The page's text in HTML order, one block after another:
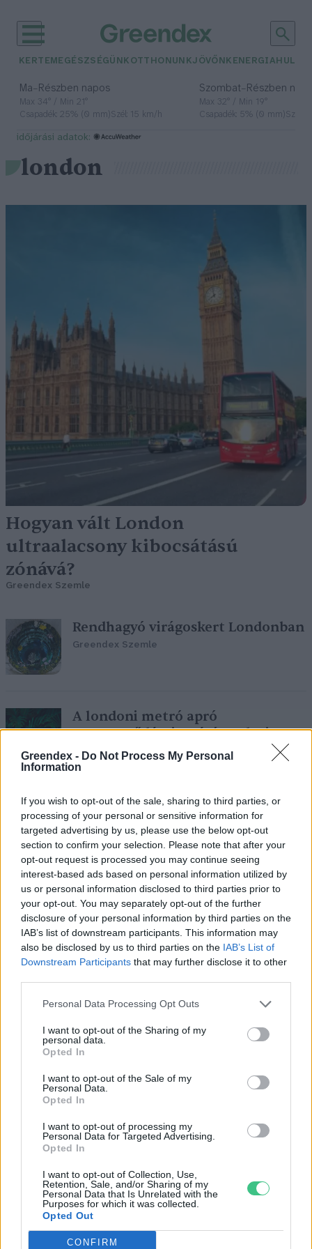
Greendex - Do Not Process My Personal
Information
If you wish to opt-out of the sale, sharing to third parties, or
processing of your personal or sensitive information for
targeted advertising by us, please use the below opt-out
section to confirm your selection. Please note that after your
opt-out request is processed you may continue seeing
interest-based ads based on personal information utilized by
us or personal information disclosed to third parties prior to
your opt-out. You may separately opt-out of the further
disclosure of your personal information by third parties on the
IAB’s list of downstream participants. This information may
also be disclosed by us to third parties on the IAB’s List of
Downstream Participants that may further disclose it to other
Personal Data Processing Opt Outs
I want to opt-out of the Sharing of my
personal data.
Opted In
I want to opt-out of the Sale of my
Personal Data.
Opted In
I want to opt-out of processing my
Personal Data for Targeted Advertising.
Opted In
I want to opt-out of Collection, Use,
Retention, Sale, and/or Sharing of my
Personal Data that Is Unrelated with the
Purposes for which it was collected.
Opted Out
CONFIRM
KERTEM EGÉSZSÉGÜNK OTTHONUNKJÖVŐNK ENERGIA
Ma– Részben napos
Max 34° / Min 21°
Csapadék: 25% (0 mm)Szél: 15 km/h
Szombat– Részben
Max 32° / Min 19°
Csapadék: 5% (0 mm)Szél:
időjárási adatok:
london
Hogyan vált London
ultraalacsony kibocsátású
zónává?
Greendex Szemle
Rendhagyó virágoskert Londonban
Greendex Szemle
A londoni metró apró
szennyeződései a véráramba is
bejuthatnak
Greendex szemle
Egy hónapra teljesen vegánná vált
egy ikonikus londoni Burger King
étterem
Greendex szemle
London kiterjeszti az ultra
alacsony kibocsátású zónát
Szemle
A világ első klímasemlegesnek
szánt futballmeccse volt a
hétvégén
Greendex szemle
szennyezettebb a levegő, annál
súlyosabbak a koronavírus tünetei
Greendex szemle